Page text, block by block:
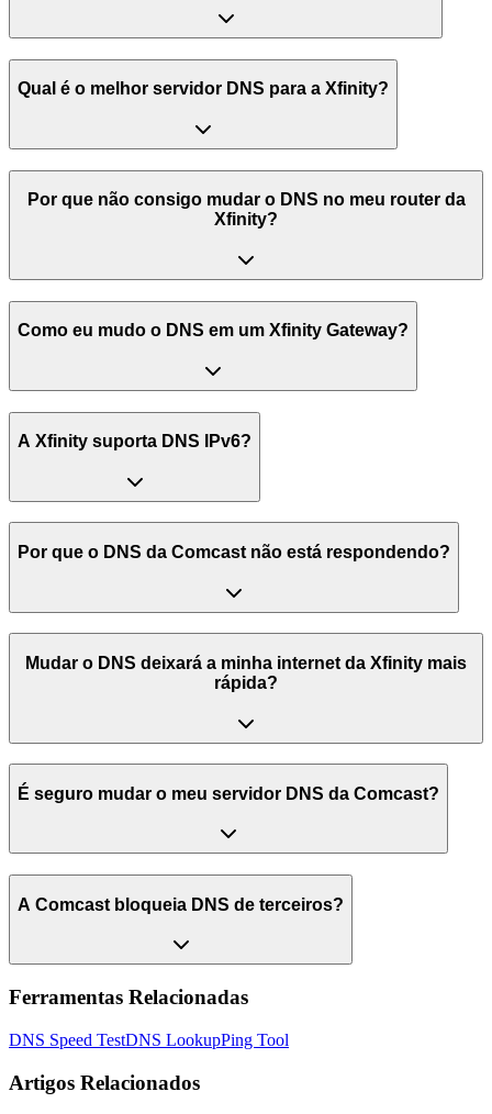
Qual é o melhor servidor DNS para a Xfinity?
Por que não consigo mudar o DNS no meu router da
Xfinity?
Como eu mudo o DNS em um Xfinity Gateway?
A Xfinity suporta DNS IPv6?
Por que o DNS da Comcast não está respondendo?
Mudar o DNS deixará a minha internet da Xfinity mais
rápida?
É seguro mudar o meu servidor DNS da Comcast?
A Comcast bloqueia DNS de terceiros?
Ferramentas Relacionadas
DNS Speed TestDNS LookupPing Tool
Artigos Relacionados